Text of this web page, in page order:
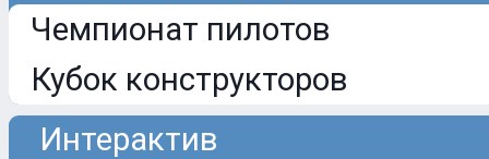
Чемпионат пилотов
Кубок конструкторов
Интерактив